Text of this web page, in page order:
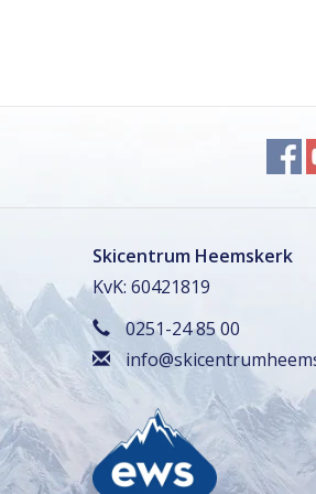
Skicentrum Heemskerk
KvK: 60421819
0251-24 85 00